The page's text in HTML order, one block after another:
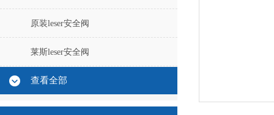
原装leser安全阀
莱斯leser安全阀
查看全部